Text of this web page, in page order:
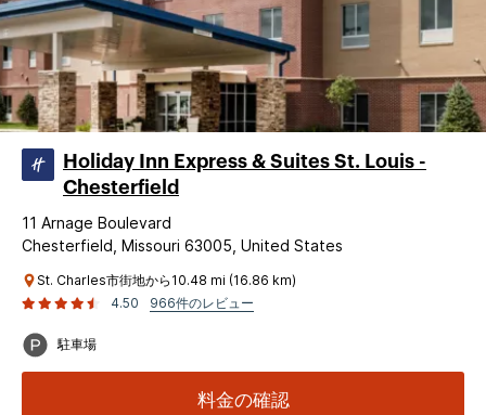
Holiday Inn Express & Suites St. Louis -
Chesterfield
11 Arnage Boulevard
Chesterfield, Missouri 63005, United States
St. Charles市街地から10.48 mi (16.86 km)
4.50
966件のレビュー
駐車場
料金の確認